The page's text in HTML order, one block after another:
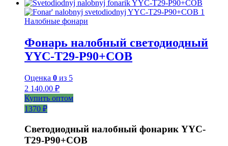
Налобные фонари
Фонарь налобный светодиодный
YYC-T29-P90+COB
Оценка 0 из 5
2 140.00 ₽
Купить оптом
1370 ₽
Светодиодный налобный фонарик YYC-
T29-P90+COB